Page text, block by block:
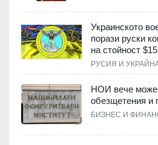
Украинското
порази руски
на стойност
РУСИЯ И
НОИ вече може
обезщетения и
БИЗНЕС И